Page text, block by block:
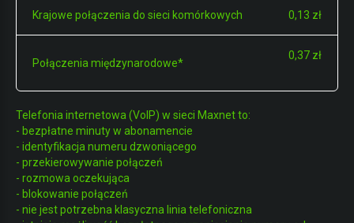
Krajowe połączenia do sieci komórkowych 0,13 zł
Połączenia międzynarodowe*
0,37 zł
Telefonia internetowa (VoIP) w sieci Maxnet to:
- bezpłatne minuty w abonamencie
- identyfikacja numeru dzwoniącego
- przekierowywanie połączeń
- rozmowa oczekująca
- blokowanie połączeń
- nie jest potrzebna klasyczna linia telefoniczna